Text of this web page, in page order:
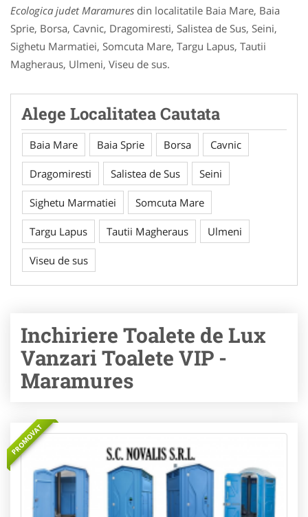
Ecologica judet Maramures din localitatile Baia Mare, Baia
Sprie, Borsa, Cavnic, Dragomiresti, Salistea de Sus, Seini,
Sighetu Marmatiei, Somcuta Mare, Targu Lapus, Tautii
Magheraus, Ulmeni, Viseu de sus.
Alege Localitatea Cautata
Baia Mare Baia Sprie Borsa Cavnic
Dragomiresti Salistea de Sus Seini
Sighetu Marmatiei Somcuta Mare
Targu Lapus Tautii Magheraus Ulmeni
Viseu de sus
Inchiriere Toalete de Lux
Vanzari Toalete VIP -
Maramures
PROMOVAT